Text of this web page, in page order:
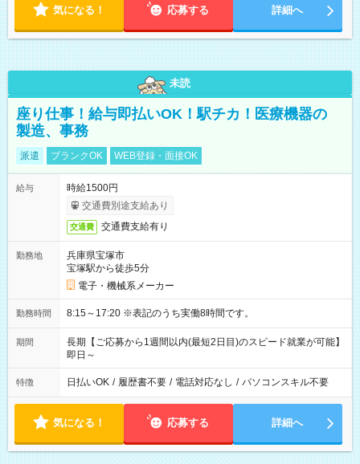
気になる！ 応募する 詳細へ
未読
座り仕事！給与即払いOK！駅チカ！医療機器の
製造、事務
派遣 ブランクOK WEB登録・面接OK
給与
時給1500円
交通費別途支給あり
交通費 交通費支給有り
勤務地
兵庫県宝塚市
宝塚駅から徒歩5分
電子・機械系メーカー
勤務時間 8:15～17:20 ※表記のうち実働8時間です。
期間
長期【ご応募から1週間以内(最短2日目)のスピード就業が可能】
即日～
特徴 日払いOK / 履歴書不要 / 電話対応なし / パソコンスキル不要
気になる！ 応募する 詳細へ